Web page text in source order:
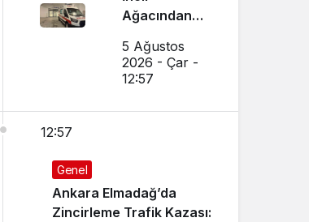
Ağacından
Ağır
Yaralandı
5 Ağustos
2026 - Çar -
12:57
12:57
Genel
Ankara Elmadağ’da
Zincirleme Trafik Kazası: